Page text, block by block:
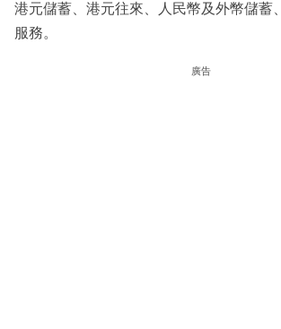
港元儲蓄、港元往來、人民幣及外幣儲蓄、
服務。
廣告